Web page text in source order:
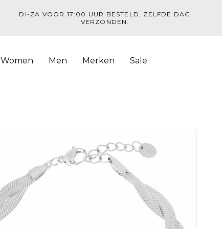
DI-ZA VOOR 17:00 UUR BESTELD, ZELFDE DAG
VERZONDEN.
Women Men Merken Sale